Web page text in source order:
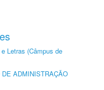
Letras (Câmpus de
DE ADMINISTRAÇÃO